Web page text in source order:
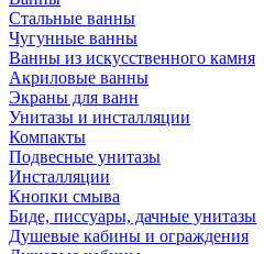
Стальные ванны
Чугунные ванны
Ванны из искусственного камня
Акриловые ванны
Экраны для ванн
Унитазы и инсталляции
Компакты
Подвесные унитазы
Инсталляции
Кнопки смыва
Биде, писсуары, дачные унитазы
Душевые кабины и ограждения